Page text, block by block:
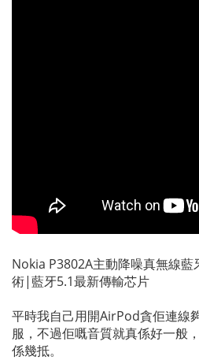
Nokia P3802A主動降噪真無線
術|藍牙5.1最新傳輸芯片
平時我自己用開AirPod貪佢連線
服，不過佢嘅音質就真係好一般
係幾抵。